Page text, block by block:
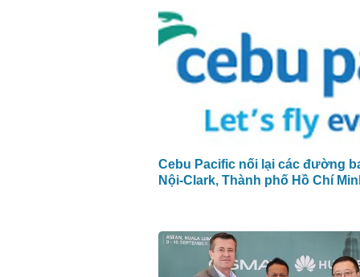
Cebu Pacific nối lại các đường
Nội-Clark, Thành phố Hồ Chí